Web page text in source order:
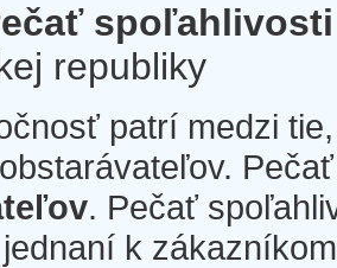
spoľahlivosti
republiky
patrí medzi
. Pečať
k